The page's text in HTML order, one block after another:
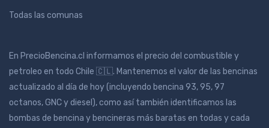
Todas las comunas
En PrecioBencina.cl informamos el precio del combustible y
petroleo en todo Chile 🇨🇱. Mantenemos el valor de las bencinas
actualizado al día de hoy (incluyendo bencina 93, 95, 97
octanos, GNC y diesel), como así también identificamos las
bombas de bencina y bencineras más baratas en todas y cada